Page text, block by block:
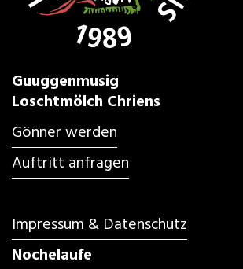
Guuggenmusig
Loschtmölch Chriens
Gönner werden
Auftritt anfragen
Impressum & Datenschutz
Nochelaufe